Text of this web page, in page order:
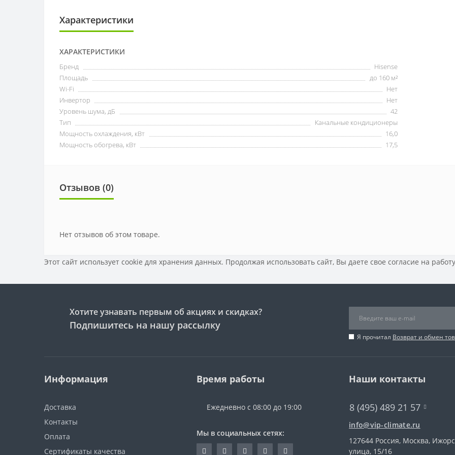
Характеристики
ХАРАКТЕРИСТИКИ
Бренд
Hisense
Площадь
до 160 м²
Wi-Fi
Нет
Инвертор
Нет
Уровень шума, дБ
42
Тип
Канальные кондиционеры
Мощность охлаждения, кВт
16,0
Мощность обогрева, кВт
17,5
Отзывов (0)
Нет отзывов об этом товаре.
Этот сайт использует cookie для хранения данных. Продолжая использовать сайт, Вы даете свое согласие на
Хотите узнавать первым об акциях и скидках?
Подпишитесь на нашу рассылку
Я прочитал Возврат и обмен
Информация
Доставка
Контакты
Оплата
Сертификаты качества
Время работы
Ежедневно с 08:00 до 19:00
Мы в социальных сетях:
Наши контакты
8 (495) 489 21 57
info@vip-climate.ru
127644 Россия, Москва,
улица, 15/16